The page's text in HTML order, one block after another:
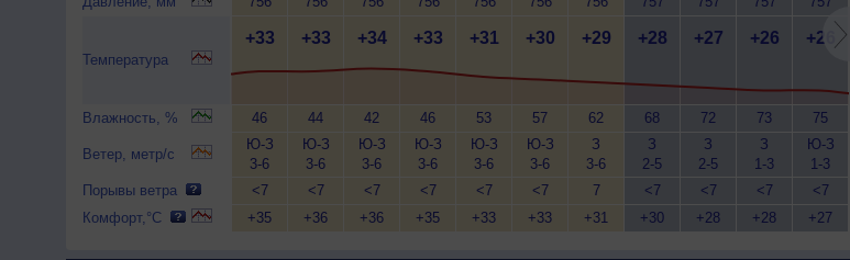
Температура
Влажность, %
Ветер, метр/с
Порывы ветра
Комфорт,°C
+33
46
Ю-З
3-6
<7
+35
+33
44
Ю-З
3-6
<7
+36
+34
42
Ю-З
3-6
<7
+36
+33
46
Ю-З
3-6
<7
+35
+31
53
Ю-З
3-6
<7
+33
+30
57
Ю-З
3-6
<7
+33
+29
62
З
3-6
7
+31
+28
68
З
2-5
<7
+30
+27
72
З
2-5
<7
+28
+26
73
З
1-3
<7
+28
+26
75
Ю-З
1-3
<7
+27